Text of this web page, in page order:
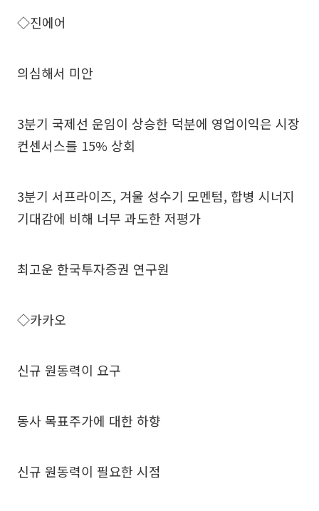
◇진에어
의심해서 미안
3분기 국제선 운임이 상승한 덕분에 영업이익은 시장
컨센서스를 15% 상회
3분기 서프라이즈, 겨울 성수기 모멘텀, 합병 시너지
기대감에 비해 너무 과도한 저평가
최고운 한국투자증권 연구원
◇카카오
신규 원동력이 요구
동사 목표주가에 대한 하향
신규 원동력이 필요한 시점